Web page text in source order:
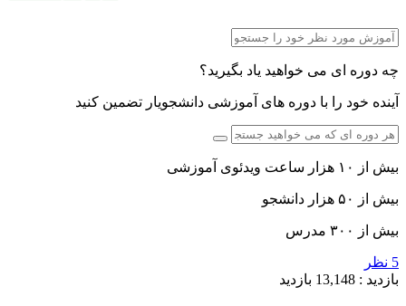
چه دوره ای می خواهید یاد بگیرید؟
آینده خود را با دوره های آموزشی دانشجویار تضمین کنید
بیش از ۱۰ هزار ساعت ویدئوی آموزشی
بیش از ۵۰ هزار دانشجو
بیش از ۳۰۰ مدرس
5 نظر
بازدید : 13,148 بازدید